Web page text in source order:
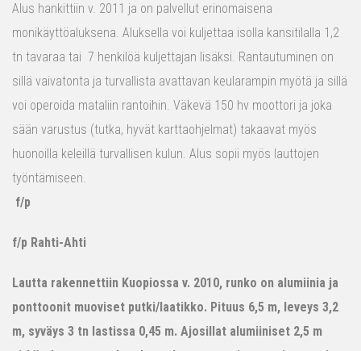
Alus hankittiin v. 2011 ja on palvellut erinomaisena
monikäyttöaluksena. Aluksella voi kuljettaa isolla kansitilalla 1,2
tn tavaraa tai 7 henkilöä kuljettajan lisäksi. Rantautuminen on
sillä vaivatonta ja turvallista avattavan keularampin myötä ja sillä
voi operoida mataliin rantoihin. Väkevä 150 hv moottori ja joka
sään varustus (tutka, hyvät karttaohjelmat) takaavat myös
huonoilla keleillä turvallisen kulun. Alus sopii myös lauttojen
työntämiseen.
f/p
f/p Rahti-Ahti
Lautta rakennettiin Kuopiossa v. 2010, runko on alumiinia ja
ponttoonit muoviset putki/laatikko. Pituus 6,5 m, leveys 3,2
m, syväys 3 tn lastissa 0,45 m. Ajosillat alumiiniset 2,5 m